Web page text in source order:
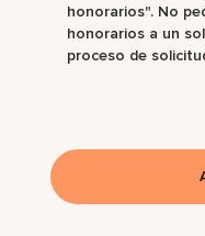
honorarios". No
honorarios a un
proceso de